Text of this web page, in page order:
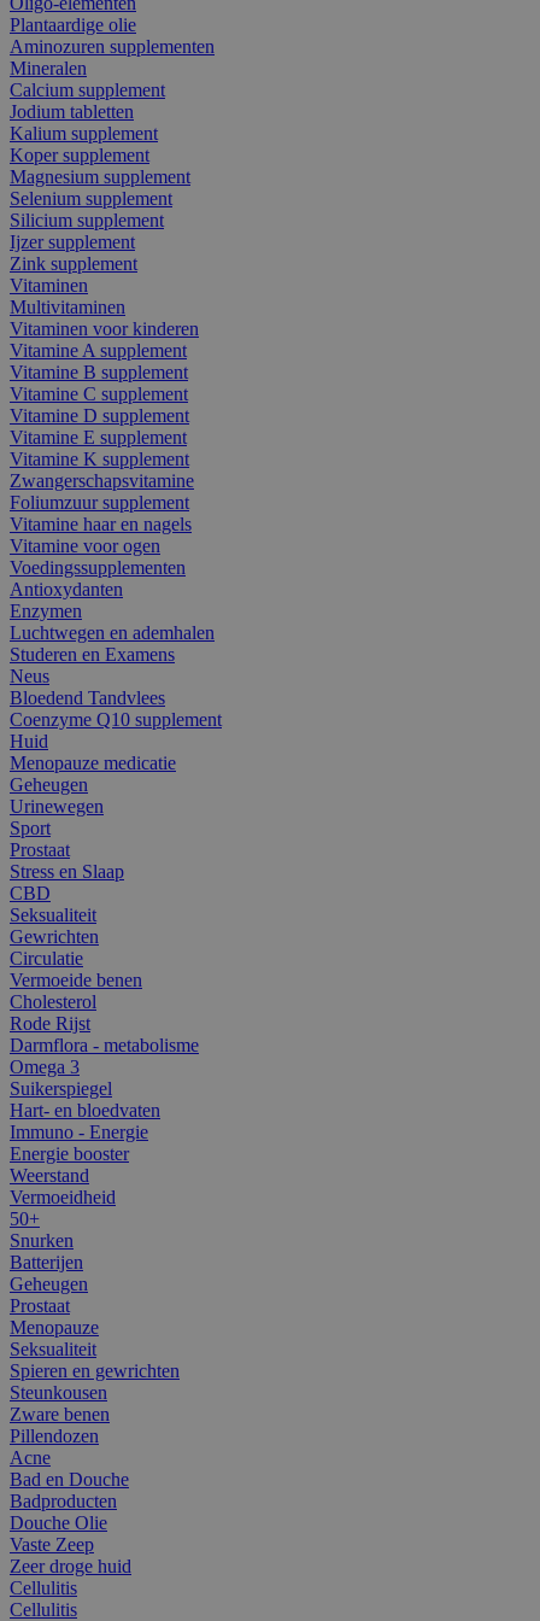
Plantaardige olie
Aminozuren supplementen
Mineralen
Calcium supplement
Jodium tabletten
Kalium supplement
Koper supplement
Magnesium supplement
Selenium supplement
Silicium supplement
Ijzer supplement
Zink supplement
Vitaminen
Multivitaminen
Vitaminen voor kinderen
Vitamine A supplement
Vitamine B supplement
Vitamine C supplement
Vitamine D supplement
Vitamine E supplement
Vitamine K supplement
Zwangerschapsvitamine
Foliumzuur supplement
Vitamine haar en nagels
Vitamine voor ogen
Voedingssupplementen
Antioxydanten
Enzymen
Luchtwegen en ademhalen
Studeren en Examens
Neus
Bloedend Tandvlees
Coenzyme Q10 supplement
Huid
Menopauze medicatie
Geheugen
Urinewegen
Sport
Prostaat
Stress en Slaap
CBD
Seksualiteit
Gewrichten
Circulatie
Vermoeide benen
Cholesterol
Rode Rijst
Darmflora - metabolisme
Omega 3
Suikerspiegel
Hart- en bloedvaten
Immuno - Energie
Energie booster
Weerstand
Vermoeidheid
50+
Snurken
Batterijen
Geheugen
Prostaat
Menopauze
Seksualiteit
Spieren en gewrichten
Steunkousen
Zware benen
Pillendozen
Acne
Bad en Douche
Badproducten
Douche Olie
Vaste Zeep
Zeer droge huid
Cellulitis
Cellulitis